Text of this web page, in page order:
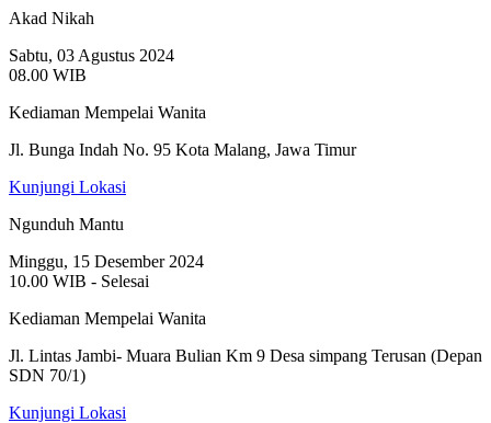
Akad Nikah
Sabtu, 03 Agustus 2024
08.00 WIB
Kediaman Mempelai Wanita
Jl. Bunga Indah No. 95 Kota Malang, Jawa Timur
Kunjungi Lokasi
Ngunduh Mantu
Minggu, 15 Desember 2024
10.00 WIB - Selesai
Kediaman Mempelai Wanita
Jl. Lintas Jambi- Muara Bulian Km 9 Desa simpang Terusan (Depan
SDN 70/1)
Kunjungi Lokasi